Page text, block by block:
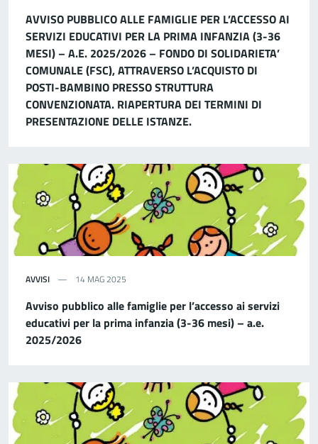
AVVISO PUBBLICO ALLE FAMIGLIE PER L’ACCESSO AI
SERVIZI EDUCATIVI PER LA PRIMA INFANZIA (3-36
MESI) – A.E. 2025/2026 – FONDO DI SOLIDARIETA’
COMUNALE (FSC), ATTRAVERSO L’ACQUISTO DI
POSTI-BAMBINO PRESSO STRUTTURA
CONVENZIONATA. RIAPERTURA DEI TERMINI DI
PRESENTAZIONE DELLE ISTANZE.
AVVISI 14 MAG 2025
Avviso pubblico alle famiglie per l’accesso ai servizi
educativi per la prima infanzia (3-36 mesi) – a.e.
2025/2026